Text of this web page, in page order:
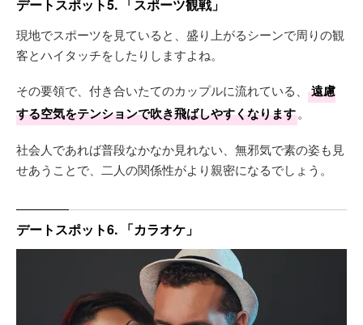
デートスポット5. 「スポーツ観戦」
現地でスポーツを見ていると、盛り上がるシーンで周りの観
客とハイタッチをしたりしますよね。
その要領で、付き合いたてのカップルに流れている、
遠慮
する空気をテンションで吹き飛ばしやすくなります。
社会人であれば普段なかなか見れない、無邪気で素の姿も見
せあうことで、二人の関係性がより親密になるでしょう。
デートスポット6. 「カラオケ」